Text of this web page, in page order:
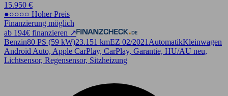
15.950 €
●○○○○ Hoher Preis
Finanzierung möglich
ab 194€ finanzieren ↗
Benzin80 PS (59 kW)23.151 kmEZ 02/2021 AutomatikKleinwagen
Android Auto, Apple CarPlay, CarPlay, Garantie, HU/AU neu,
Lichtsensor, Regensensor, Sitzheizung